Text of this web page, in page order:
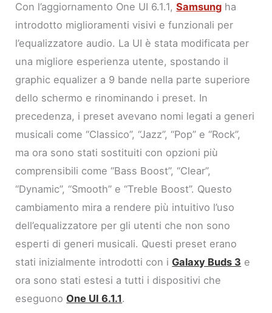
Con l’aggiornamento One UI 6.1.1,Samsung ha
introdotto miglioramenti visivi e funzionali per
l’equalizzatore audio. La UI è stata modificata per
una migliore esperienza utente, spostando il
graphic equalizer a 9 bande nella parte superiore
dello schermo e rinominando i preset. In
precedenza, i preset avevano nomi legati a generi
musicali come “Classico”, “Jazz”, “Pop” e “Rock”,
ma ora sono stati sostituiti con opzioni più
comprensibili come “Bass Boost”, “Clear”,
“Dynamic”, “Smooth” e “Treble Boost”. Questo
cambiamento mira a rendere più intuitivo l’uso
dell’equalizzatore per gli utenti che non sono
esperti di generi musicali. Questi preset erano
stati inizialmente introdotti con iGalaxy Buds 3 e
ora sono stati estesi a tutti i dispositivi che
eseguono One UI 6.1.1.